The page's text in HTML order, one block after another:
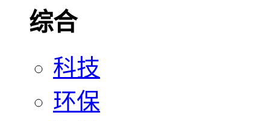
综合
科技
环保